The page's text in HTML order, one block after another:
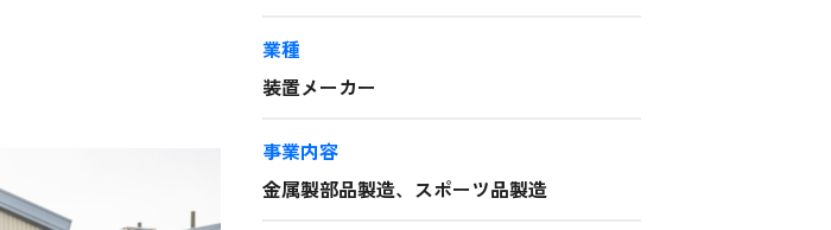
業種
装置メーカー
事業内容
金属製部品製造、スポーツ品製造